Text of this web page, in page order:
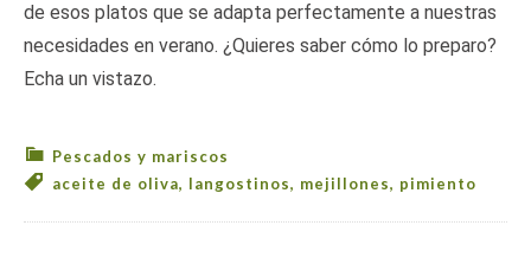
de esos platos que se adapta perfectamente a nuestras
necesidades en verano. ¿Quieres saber cómo lo preparo?
Echa un vistazo.
Pescados y mariscos
aceite de oliva, langostinos, mejillones, pimiento